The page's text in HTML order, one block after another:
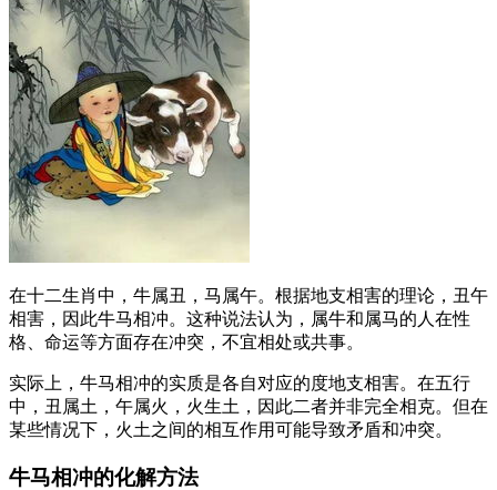
在十二生肖中，牛属丑，马属午。根据地支相害的理论，丑午
相害，因此牛马相冲。这种说法认为，属牛和属马的人在性
格、命运等方面存在冲突，不宜相处或共事。
实际上，牛马相冲的实质是各自对应的度地支相害。在五行
中，丑属土，午属火，火生土，因此二者并非完全相克。但在
某些情况下，火土之间的相互作用可能导致矛盾和冲突。
牛马相冲的化解方法